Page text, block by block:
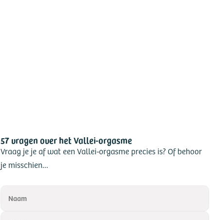
57 vragen over het Vallei-orgasme
Vraag je je af wat een Vallei-orgasme precies is? Of behoor
je misschien...